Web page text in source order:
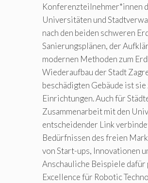
Konferenzteilnehmer*innen
Universitäten und
nach den beiden schweren
Sanierungsplänen, der
modernen Methoden zum
Wiederaufbau der Stadt
beschädigten Gebäude ist
Einrichtungen. Auch für
Zusammenarbeit mit den
entscheidender Link
Bedürfnissen des freien
von Start-ups, Innovationen
Anschauliche Beispiele
Excellence für Robotic